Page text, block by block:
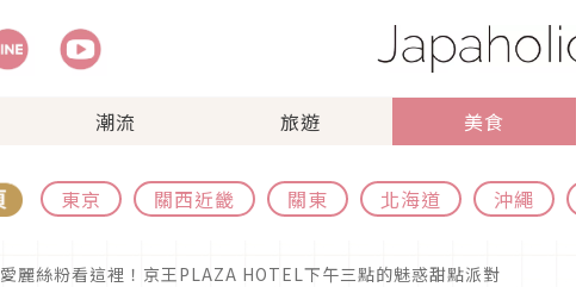
潮流 旅遊 美食
東京 關西近畿 關東 北海道 沖繩
愛麗絲粉看這裡！京王PLAZA HOTEL下午三點的魅惑甜點派對